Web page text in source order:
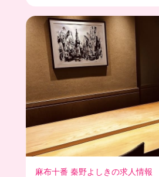
ん🥰🫶みんなも働きにおいで〜💕
麻布十番 秦野よしきの求人情報